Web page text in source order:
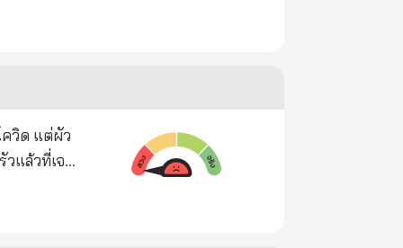
งต่อ
รก็ได้กับ
ข้าไปไม่
มาก เรา
อันตราย
จะทำให้
ม่ควรมี
ต็มไปด้วย
พรมี
เป็นไฟฟ้า
แล้วที่เจอ
T Bi